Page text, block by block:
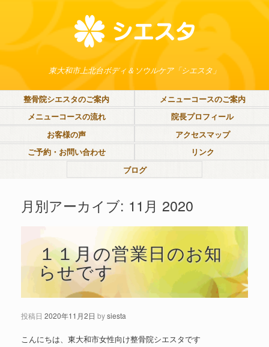
東大和市上北台ボディ＆ソウルケア「シエスタ」
整骨院シエスタのご案内
メニューコースのご案内
メニューコースの流れ
院長プロフィール
お客様の声
アクセスマップ
ご予約・お問い合わせ
リンク
ブログ
月別アーカイブ: 11月 2020
１１月の営業日のお知
らせです
投稿日 2020年11月2日 bysiesta
こんにちは、東大和市女性向け整骨院シエスタです